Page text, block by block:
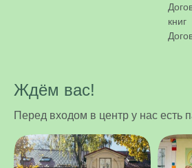
книг
Ждём вас!
Перед входом в центр у нас есть